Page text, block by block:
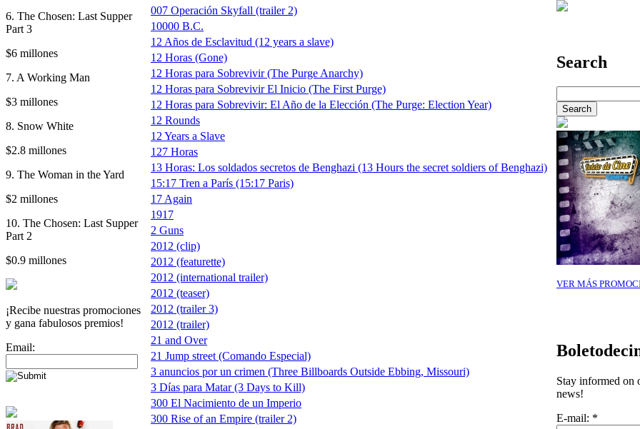
6. The Chosen: Last Supper
Part 3
$6 millones
7. A Working Man
$3 millones
8. Snow White
$2.8 millones
9. The Woman in the Yard
$2 millones
10. The Chosen: Last Supper
Part 2
$0.9 millones
¡Recibe nuestras promociones
y gana fabulosos premios!
Email:
007 Operación Skyfall (trailer 2)
10000 B.C.
12 Años de Esclavitud (12 years a slave)
12 Horas (Gone)
12 Horas para Sobrevivir (The Purge Anarchy)
12 Horas para Sobrevivir El Inicio (The First Purge)
12 Horas para Sobrevivir: El Año de la Elección (The Purge: Election Year)
12 Rounds
12 Years a Slave
127 Horas
13 Horas: Los soldados secretos de Benghazi (13 Hours the secret soldiers of Benghazi)
15:17 Tren a París (15:17 Paris)
17 Again
1917
2 Guns
2012 (clip)
2012 (featurette)
2012 (international trailer)
2012 (teaser)
2012 (trailer 3)
2012 (trailer)
21 and Over
21 Jump street (Comando Especial)
3 anuncios por un crimen (Three Billboards Outside Ebbing, Missouri)
3 Días para Matar (3 Days to Kill)
300 El Nacimiento de un Imperio
300 Rise of an Empire (trailer 2)
Search
VER MÁS
Stay informed on
news!
E-mail: *